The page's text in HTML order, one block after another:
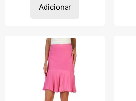
Adicionar